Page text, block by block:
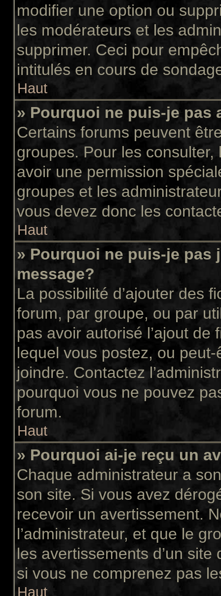
modifier une option ou
les modérateurs et les
supprimer. Ceci pour
intitulés en cours de
Haut
» Pourquoi ne puis-je pas
Certains forums peuvent
groupes. Pour les
avoir une permission
groupes et les
vous devez donc les
Haut
» Pourquoi ne puis-je pas
message?
La possibilité d’ajouter des
forum, par groupe, ou par
pas avoir autorisé l’ajout
lequel vous postez, ou
joindre. Contactez
pourquoi vous ne pouvez
forum.
Haut
» Pourquoi ai-je reçu un
Chaque administrateur a
son site. Si vous avez
recevoir un avertissement.
l’administrateur, et que le
les avertissements d’un
si vous ne comprenez pas
Haut